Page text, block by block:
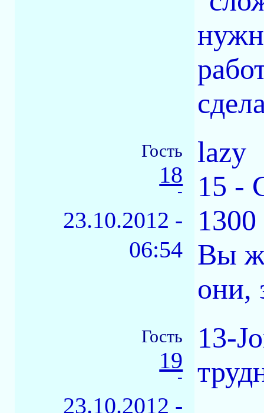
Гость
18
-
23.10.2012 -
06:54
lazy
15 -
1300
Вы
они,
Гость
19
-
23.10.2012 -
13-